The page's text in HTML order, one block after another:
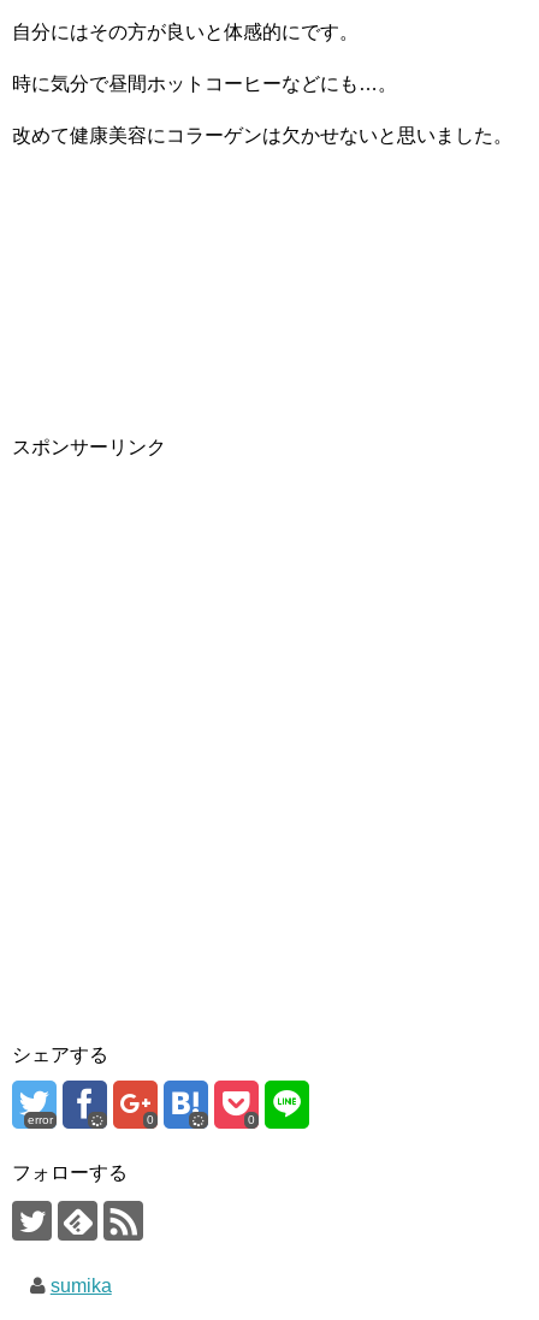
自分にはその方が良いと体感的にです。
時に気分で昼間ホットコーヒーなどにも…。
改めて健康美容にコラーゲンは欠かせないと思いました。
スポンサーリンク
シェアする
error 0 0
フォローする
sumika